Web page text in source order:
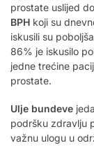
prostate uslijed
BPH koji su
iskusili su
86% je iskusilo
jedne trećine
prostate.
Ulje bundeve
podršku zdravlju
važnu ulogu u